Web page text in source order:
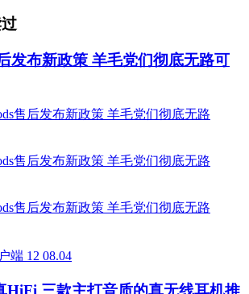
发布新政策 羊毛党们彻底无路可
端 12 08.04
HiFi 三款主打音质的真无线耳机推